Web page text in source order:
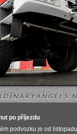
po příjezdu
podvozku je od